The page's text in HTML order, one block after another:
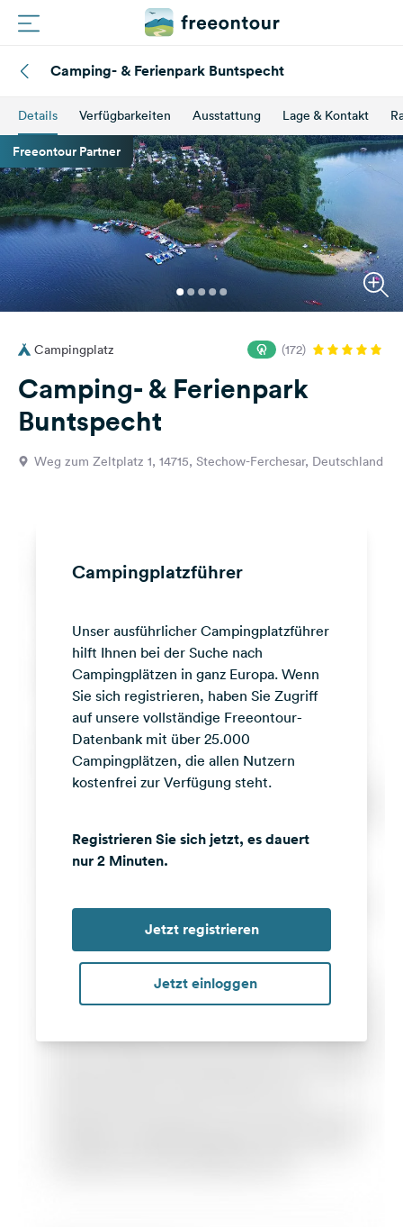
Routen
Plätze
Magazin
Partner
Registrieren
Einloggen
Fragen &
Feedback
Sprache:
Deutsch
Facebook
Instagram
Camping- & Ferienpark Buntspecht
Details Verfügbarkeiten Ausstattung Lage & Kontakt
Freeontour Partner
Campingplatz (172)
Camping- & Ferienpark
Buntspecht
Weg zum Zeltplatz 1, 14715, Stechow-Ferchesar, Deutschland
Campingplatzführer
Unser ausführlicher Campingplatzführer
hilft Ihnen bei der Suche nach
Campingplätzen in ganz Europa. Wenn
Sie sich registrieren, haben Sie Zugriff
auf unsere vollständige Freeontour-
Datenbank mit über 25.000
Campingplätzen, die allen Nutzern
kostenfrei zur Verfügung steht.
Registrieren Sie sich jetzt, es dauert
nur 2 Minuten.
Jetzt registrieren
Jetzt einloggen